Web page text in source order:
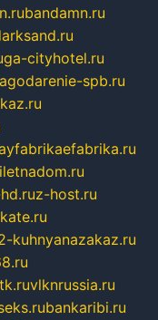
bandamn.ru
cityhotel.ru
spb.ru
z-host.ru
kuhnyanazakaz.ru
vlknrussia.ru
bankaribi.ru